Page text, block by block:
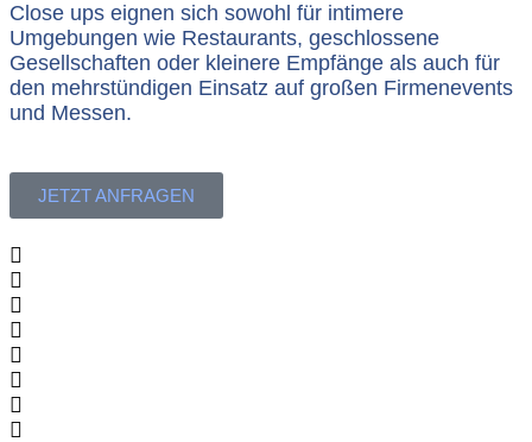
Close ups eignen sich sowohl für intimere
Umgebungen wie Restaurants, geschlossene
Gesellschaften oder kleinere Empfänge als auch für
den mehrstündigen Einsatz auf großen Firmenevents
und Messen.
JETZT ANFRAGEN